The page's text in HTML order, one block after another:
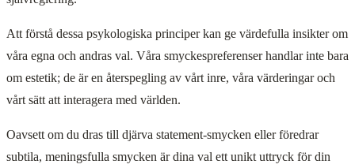
Att förstå dessa psykologiska principer kan ge värdefulla insikter om
våra egna och andras val. Våra smyckespreferenser handlar inte bara
om estetik; de är en återspegling av vårt inre, våra värderingar och
vårt sätt att interagera med världen.
Oavsett om du dras till djärva statement-smycken eller föredrar
subtila, meningsfulla smycken är dina val ett unikt uttryck för din